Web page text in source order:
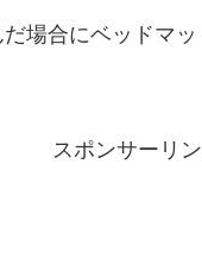
場合にベッドマ
スポンサーリ